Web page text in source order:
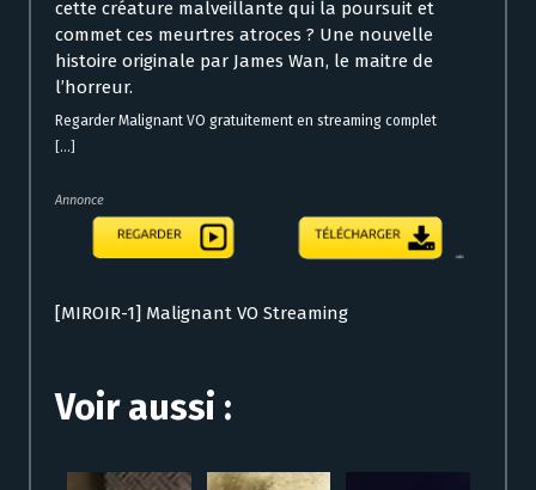
cette créature malveillante qui la poursuit et
commet ces meurtres atroces ? Une nouvelle
histoire originale par James Wan, le maitre de
l’horreur.
Regarder Malignant VO gratuitement en streaming complet
[...]
Annonce
[MIROIR-1] Malignant VO Streaming
Voir aussi :